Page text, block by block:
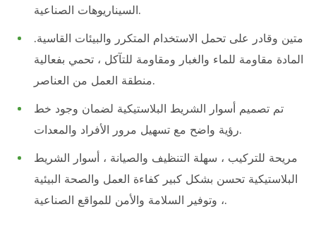
السيناريوهات الصناعية.
متين وقادر على تحمل الاستخدام المتكرر والبيئات القاسية.
المادة مقاومة للماء والغبار ومقاومة للتآكل ، تحمي بفعالية
منطقة العمل من العناصر.
تم تصميم أسوار الشريط البلاستيكية لضمان وجود خط
رؤية واضح مع تسهيل مرور الأفراد والمعدات.
مريحة للتركيب ، سهلة التنظيف والصيانة ، أسوار الشريط
البلاستيكية تحسن بشكل كبير كفاءة العمل والصحة البيئية
، وتوفير السلامة والأمن للمواقع الصناعية.